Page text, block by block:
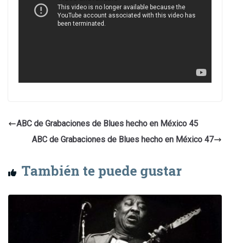
ABC de Grabaciones de Blues hecho en México 45
ABC de Grabaciones de Blues hecho en México 47
También te puede gustar